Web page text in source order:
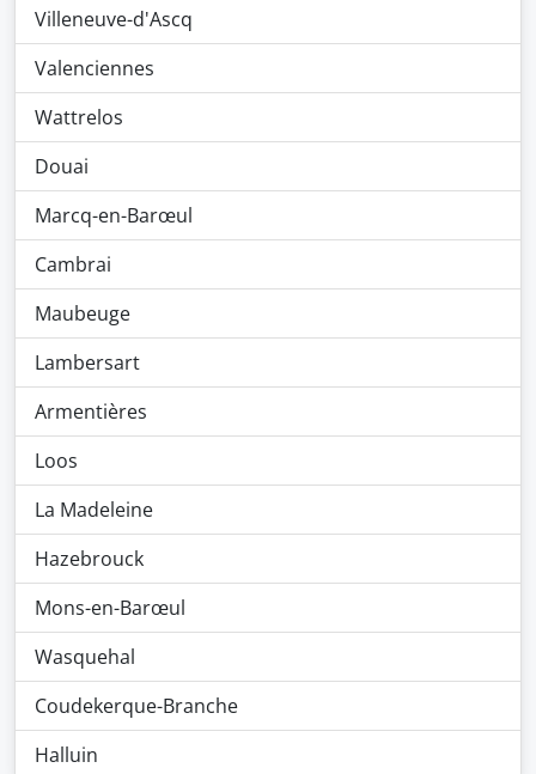
Villeneuve-d'Ascq
Valenciennes
Wattrelos
Douai
Marcq-en-Barœul
Cambrai
Maubeuge
Lambersart
Armentières
Loos
La Madeleine
Hazebrouck
Mons-en-Barœul
Wasquehal
Coudekerque-Branche
Halluin